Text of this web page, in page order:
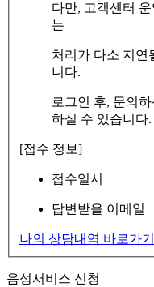
다만, 고객센터 운
는
처리가 다소 지연
니다.
로그인 후, 문의
하실 수 있습니다.
[접수 정보]
접수일시
답변받을 이메일
나의 상담내역 바로가기
음성서비스 신청